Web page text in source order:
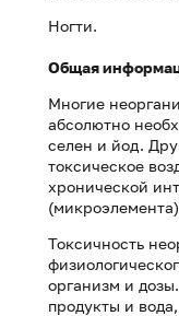
Ногти.
Общая
Многие
абсолютно
селен и йод.
токсическое
хронической
Токсичность
организм и
продукты и